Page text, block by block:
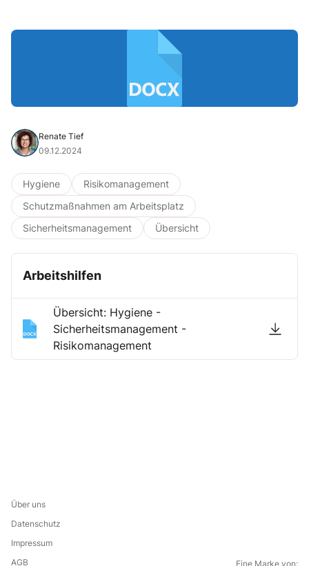
Renate Tief
09.12.2024
Hygiene
Risikomanagement
Schutzmaßnahmen am Arbeitsplatz
Sicherheitsmanagement
Übersicht
Arbeitshilfen
Übersicht: Hygiene -
Sicherheitsmanagement -
Risikomanagement
Über uns
Datenschutz
Impressum
AGB
Eine Marke von: